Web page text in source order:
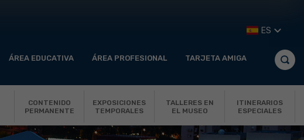
ÁREA EDUCATIVA ÁREA PROFESIONAL TARJETA AMIGA
ES
CONTENIDO
PERMANENTE
EXPOSICIONES
TEMPORALES
TALLERES EN
EL MUSEO
ITINERARIOS
ESPECIALES